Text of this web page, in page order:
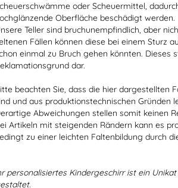
oder Scheuermittel,
Oberfläche beschädigt werden.
Teller sind bruchunempfindlich, aber
Fällen können diese bei einem Sturz
einmal zu Bruch gehen könnten. Dieses
dar.
beachten Sie, dass die hier dargestellten
und aus produktionstechnischen Gründen
Abweichungen stellen somit keinen
Artikeln mit steigenden Rändern kann es
zu einer leichten Faltenbildung durch
personalisiertes Kindergeschirr ist ein